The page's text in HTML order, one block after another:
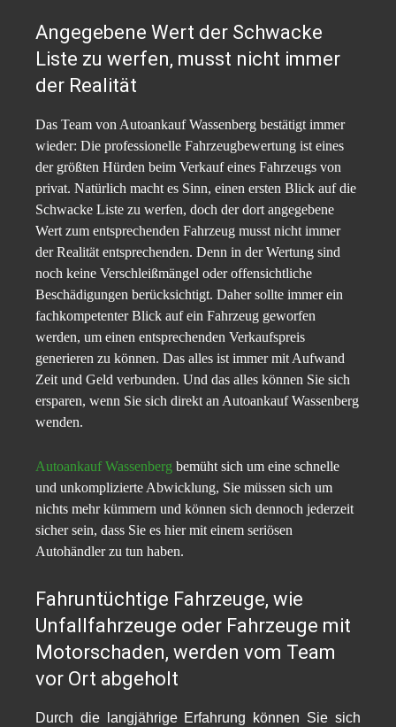
Angegebene Wert der Schwacke
Liste zu werfen, musst nicht immer
der Realität
Das Team von Autoankauf Wassenberg bestätigt immer
wieder: Die professionelle Fahrzeugbewertung ist eines
der größten Hürden beim Verkauf eines Fahrzeugs von
privat. Natürlich macht es Sinn, einen ersten Blick auf die
Schwacke Liste zu werfen, doch der dort angegebene
Wert zum entsprechenden Fahrzeug musst nicht immer
der Realität entsprechenden. Denn in der Wertung sind
noch keine Verschleißmängel oder offensichtliche
Beschädigungen berücksichtigt. Daher sollte immer ein
fachkompetenter Blick auf ein Fahrzeug geworfen
werden, um einen entsprechenden Verkaufspreis
generieren zu können. Das alles ist immer mit Aufwand
Zeit und Geld verbunden. Und das alles können Sie sich
ersparen, wenn Sie sich direkt an Autoankauf Wassenberg
wenden.
Autoankauf Wassenberg bemüht sich um eine schnelle
und unkomplizierte Abwicklung, Sie müssen sich um
nichts mehr kümmern und können sich dennoch jederzeit
sicher sein, dass Sie es hier mit einem seriösen
Autohändler zu tun haben.
Fahruntüchtige Fahrzeuge, wie
Unfallfahrzeuge oder Fahrzeuge mit
Motorschaden, werden vom Team
vor Ort abgeholt
Durch die langjährige Erfahrung
können Sie sich